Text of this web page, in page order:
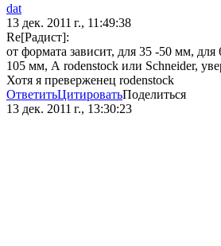
dat
13 дек. 2011 г., 11:49:38
Re[Радист]:
от формата зависит, для 35 -50 мм,
105 мм, А rodenstock или Schneider,
Хотя я преверженец rodenstock
ОтветитьЦитироватьПоделиться
13 дек. 2011 г., 13:30:23